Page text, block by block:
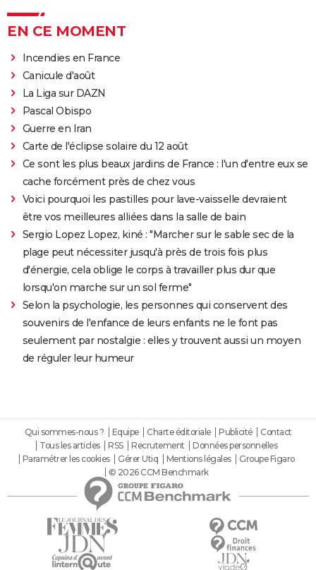
EN CE MOMENT
Incendies en France
Canicule d'août
La Liga sur DAZN
Pascal Obispo
Guerre en Iran
Carte de l'éclipse solaire du 12 août
Ce sont les plus beaux jardins de France : l'un d'entre eux se
cache forcément près de chez vous
Voici pourquoi les pastilles pour lave-vaisselle devraient
être vos meilleures alliées dans la salle de bain
Sergio Lopez Lopez, kiné : "Marcher sur le sable sec de la
plage peut nécessiter jusqu'à près de trois fois plus
d'énergie, cela oblige le corps à travailler plus dur que
lorsqu'on marche sur un sol ferme"
Selon la psychologie, les personnes qui conservent des
souvenirs de l'enfance de leurs enfants ne le font pas
seulement par nostalgie : elles y trouvent aussi un moyen
de réguler leur humeur
Qui sommes-nous ? Equipe Charte éditoriale Publicité
Contact
Tous les articles
RSS Recrutement
Données personnelles
Paramétrer les cookies
Gérer Utiq Mentions légales
Groupe Figaro
© 2026 CCM Benchmark